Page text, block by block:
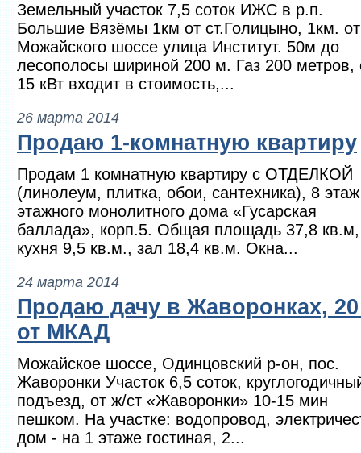
Земельный участок 7,5 соток ИЖС в р.п.
Большие Вязёмы 1км от ст.Голицыно, 1км. от
Можайского шоссе улица Институт. 50м до
лесополосы шириной 200 м. Газ 200 метров,
15 кВт входит в стоимость,...
26 марта 2014
Продаю 1-комнатную квартиру
Продам 1 комнатную квартиру с ОТДЕЛКОЙ
(линолеум, плитка, обои, сантехника), 8
этажного монолитного дома «Гусарская
баллада», корп.5. Общая площадь 37,8 кв.м,
кухня 9,5 кв.м., зал 18,4 кв.м. Окна...
24 марта 2014
Продаю дачу в Жаворонках,
от МКАД
Можайское шоссе, Одинцовский р-он, пос.
Жаворонки Участок 6,5 соток,
подъезд, от ж/ст «Жаворонки» 10-15 мин
пешком. На участке: водопровод,
дом - на 1 этаже гостиная, 2...